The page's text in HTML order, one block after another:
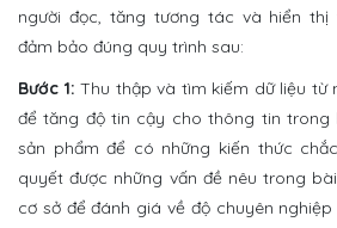
người đọc, tăng tương tác và hiển thị
đảm bảo đúng quy trình sau:
Bước 1: Thu thập và tìm kiếm dữ liệu từ
để tăng độ tin cậy cho thông tin trong
sản phẩm để có những kiến thức
quyết được những vấn đề nêu trong
cơ sở để đánh giá về độ chuyên